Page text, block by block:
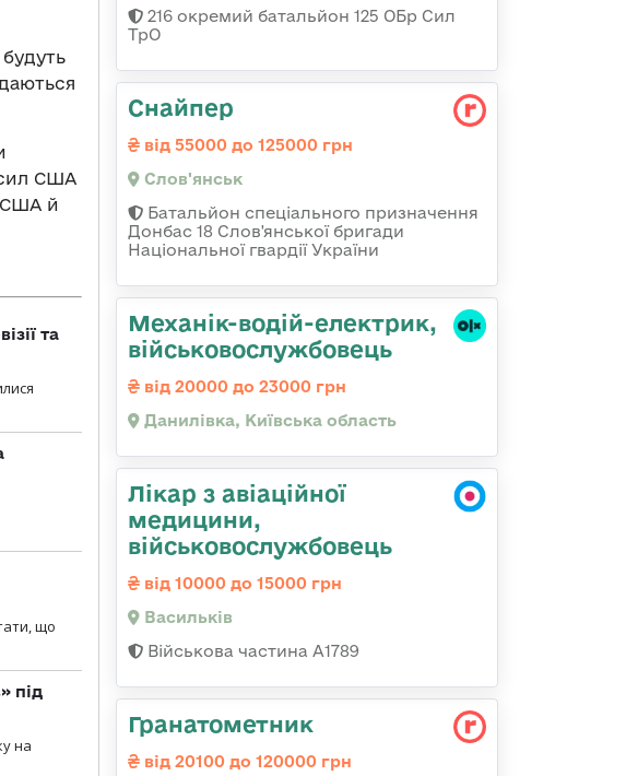
сил США
США й
та
що
під
на
216 окремий батальйон 125 ОБр Сил
ТрО
Снайпер
від 55000 до 125000 грн
Слов'янськ
Батальйон спеціального призначення
Донбас 18 Слов'янської бригади
Національної гвардії України
Механік-водій-електрик,
військовослужбовець
від 20000 до 23000 грн
Данилівка, Київська область
Лікар з авіаційної
медицини,
військовослужбовець
від 10000 до 15000 грн
Васильків
Військова частина А1789
Гранатометник
від 20100 до 120000 грн